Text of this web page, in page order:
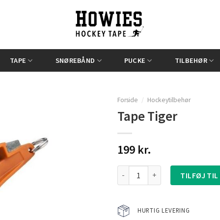
TAPE SNØREBÅND PUCKE TILBEHØR
Add to
Forside / Hockeytilbehør
Tape Tiger
199 kr.
TILFØJ TIL
HURTIG LEVERING